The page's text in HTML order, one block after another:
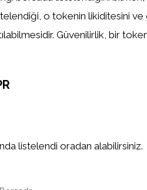
o tokenin likiditesini
Güvenilirlik, bir
listelendi oradan alabilirsiniz.